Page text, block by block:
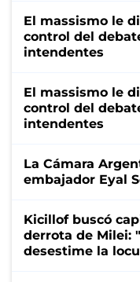
El massismo le
control del
intendentes
El massismo le
control del
intendentes
La Cámara
embajador Eyal
Kicillof buscó
derrota de Milei:
desestime la